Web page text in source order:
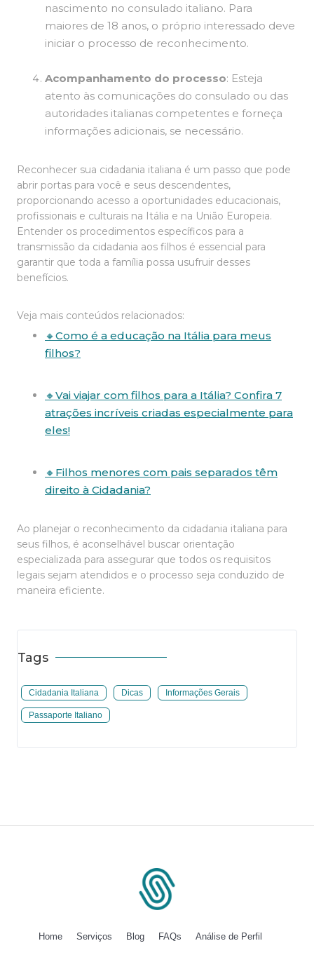
nascimento no consulado italiano. Para
maiores de 18 anos, o próprio interessado deve
iniciar o processo de reconhecimento.
Acompanhamento do processo: Esteja
atento às comunicações do consulado ou das
autoridades italianas competentes e forneça
informações adicionais, se necessário.
Reconhecer sua cidadania italiana é um passo que pode
abrir portas para você e seus descendentes,
proporcionando acesso a oportunidades educacionais,
profissionais e culturais na Itália e na União Europeia.
Entender os procedimentos específicos para a
transmissão da cidadania aos filhos é essencial para
garantir que toda a família possa usufruir desses
benefícios.
Veja mais conteúdos relacionados:
🔸Como é a educação na Itália para meus
filhos?
🔸Vai viajar com filhos para a Itália? Confira 7
atrações incríveis criadas especialmente para
eles!
🔸Filhos menores com pais separados têm
direito à Cidadania?
Ao planejar o reconhecimento da cidadania italiana para
seus filhos, é aconselhável buscar orientação
especializada para assegurar que todos os requisitos
legais sejam atendidos e o processo seja conduzido de
maneira eficiente.
Tags
Cidadania Italiana Dicas Informações Gerais
Passaporte Italiano
Home Serviços Blog FAQs Análise de Perfil